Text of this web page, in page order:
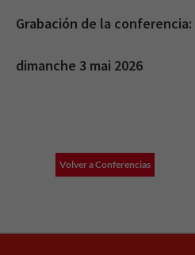
Grabación de la conferencia:
dimanche 3 mai 2026
Volver a Conferencias